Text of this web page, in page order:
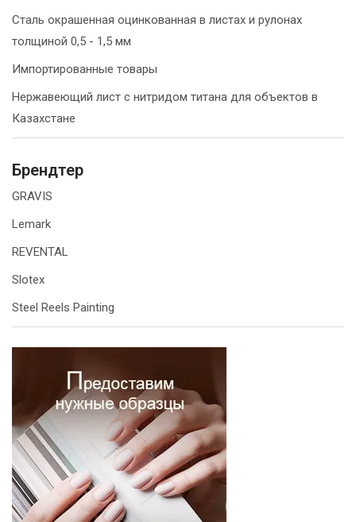
Сталь окрашенная оцинкованная в листах и рулонах
толщиной 0,5 - 1,5 мм
Импортированные товары
Нержавеющий лист с нитридом титана для объектов в
Казахстане
Брендтер
GRAVIS
Lemark
REVENTAL
Slotex
Steel Reels Painting